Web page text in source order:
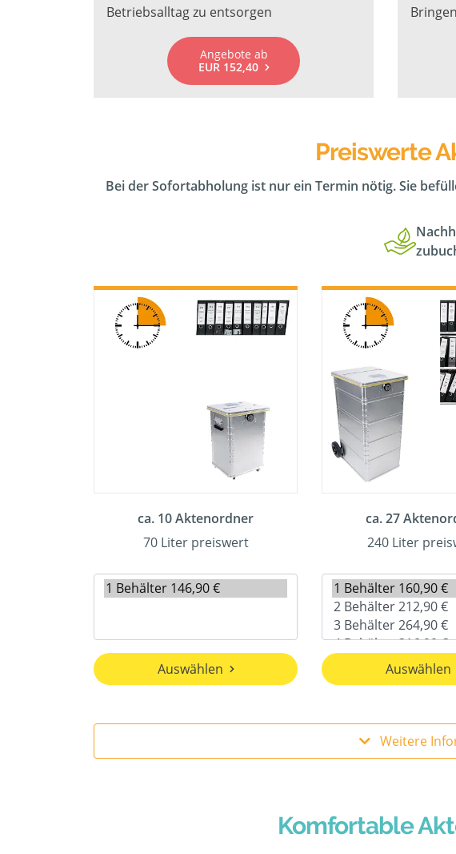
Betriebsalltag zu entsorgen
Angebote ab
EUR 152,40
Preiswerte
Bei der Sofortabholung ist nur ein Termin nötig. Sie
ca. 10 Aktenordner
70 Liter preiswert
Auswählen
ca. 27
240 Liter
Auswählen
Weitere
Komfortable